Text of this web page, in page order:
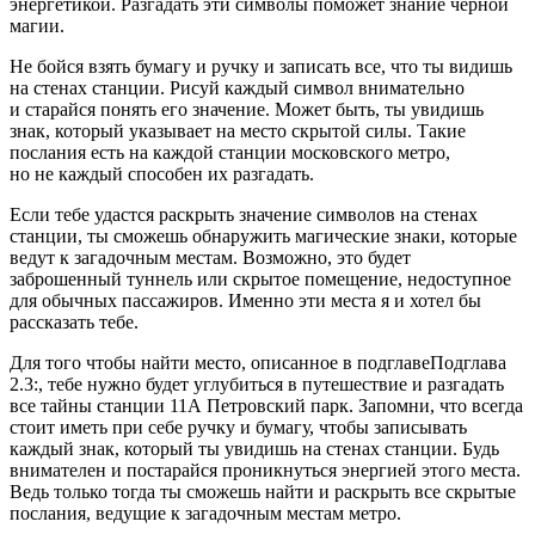
магии.
Не бойся взять бумагу и ручку и записать все, что ты видишь
на стенах станции. Рисуй каждый символ внимательно
и старайся понять его значение. Может быть, ты увидишь
знак, который указывает на место скрытой силы. Такие
послания есть на каждой станции московского метро,
но не каждый способен их разгадать.
Если тебе удастся раскрыть значение символов на стенах
станции, ты сможешь обнаружить магические знаки, которые
ведут к загадочным местам. Возможно, это будет
заброшенный туннель или скрытое помещение, недоступное
для обычных пассажиров. Именно эти места я и хотел бы
рассказать тебе.
Для того чтобы найти место, описанное в подглавеПодглава
2.3:, тебе нужно будет углубиться в путешествие и разгадать
все тайны станции 11А Петровский парк. Запомни, что всегда
стоит иметь при себе ручку и бумагу, чтобы записывать
каждый знак, который ты увидишь на стенах станции. Будь
внимателен и постарайся проникнуться энергией этого места.
Ведь только тогда ты сможешь найти и раскрыть все скрытые
послания, ведущие к загадочным местам метро.